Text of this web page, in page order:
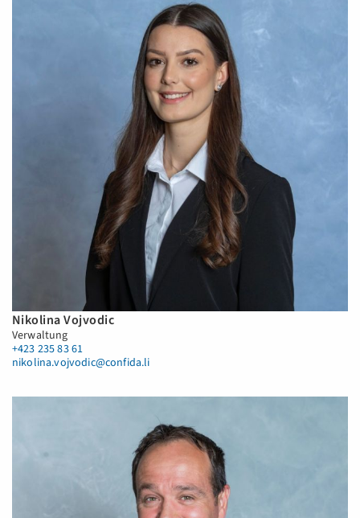
Nikolina Vojvodic
Verwaltung
+423 235 83 61
nikolina.vojvodic@confida.li